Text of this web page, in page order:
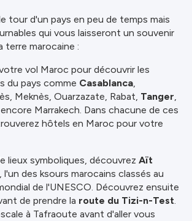
tour d'un pays en peu de temps mais
qui vous laisseront un souvenir
terre marocaine :
vol Maroc pour découvrir les
du pays comme Casablanca,
Meknès, Ouarzazate, Rabat, Tanger,
Marrakech. Dans chacune de ces
hôtels en Maroc pour votre
lieux symboliques, découvrez Aït
, l'un des ksours marocains classés au
de l'UNESCO. Découvrez ensuite
de prendre la route du Tizi-n-Test.
à Tafraoute avant d'aller vous